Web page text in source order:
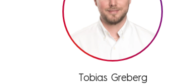
Tobias Greberg